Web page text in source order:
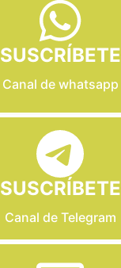
SUSCRÍBETE
Canal de whatsapp
SUSCRÍBETE
Canal de Telegram